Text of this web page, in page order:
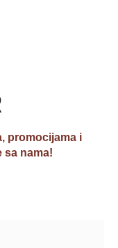
promocijama i
sa nama!